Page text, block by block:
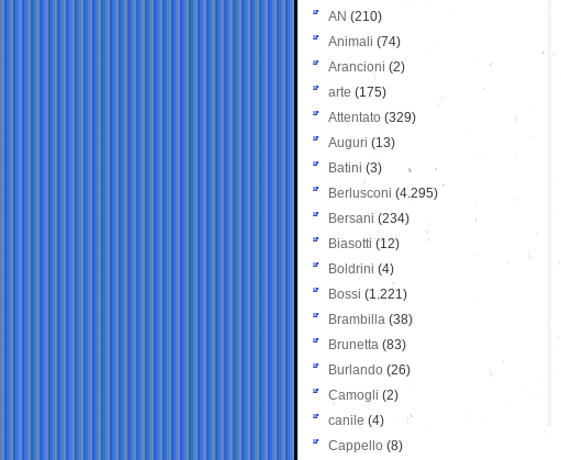
AN (210)
Animali (74)
Arancioni (2)
arte (175)
Attentato (329)
Auguri (13)
Batini (3)
Berlusconi (4.295)
Bersani (234)
Biasotti (12)
Boldrini (4)
Bossi (1.221)
Brambilla (38)
Brunetta (83)
Burlando (26)
Camogli (2)
canile (4)
Cappello (8)